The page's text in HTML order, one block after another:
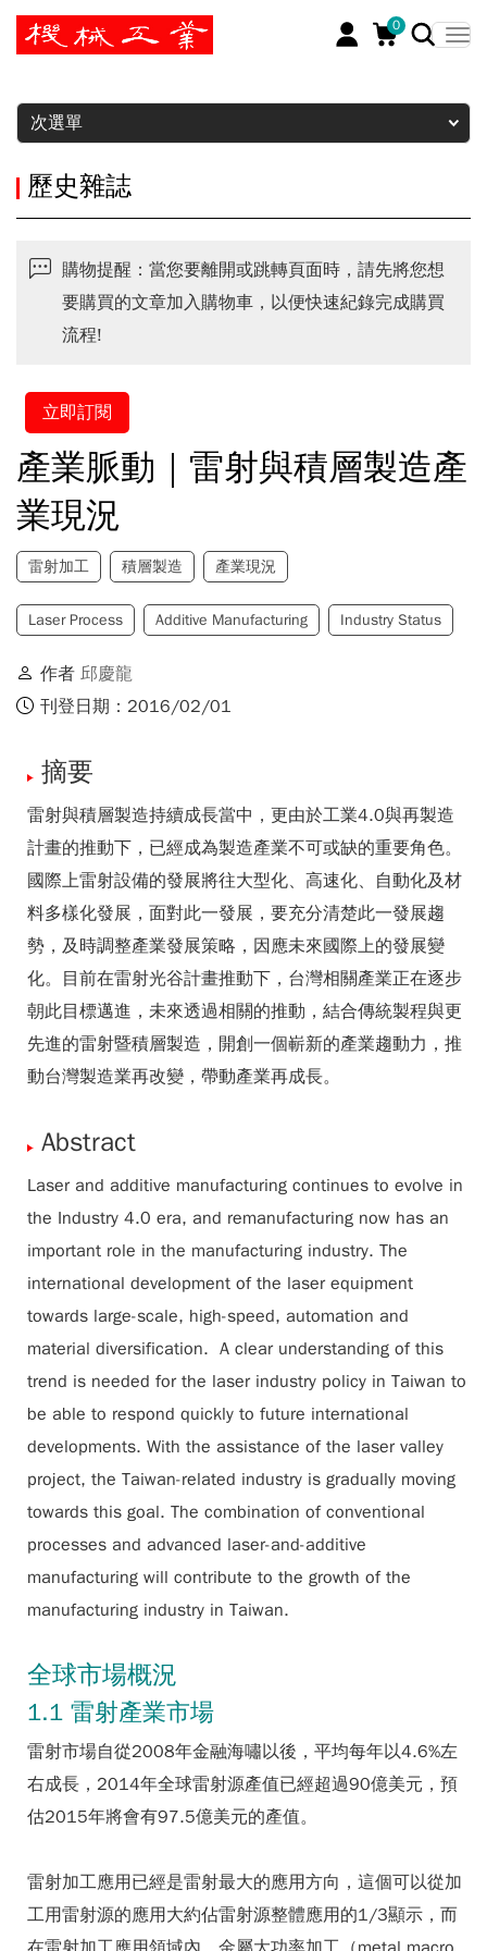
0
暫停
次選單
歷史雜誌
購物提醒：當您要離開或跳轉頁面時，請先將您想
要購買的文章加入購物車，以便快速紀錄完成購買
流程!
立即訂閱
產業脈動｜雷射與積層製造產
業現況
雷射加工 積層製造 產業現況
Laser Process Additive Manufacturing Industry Status
作者 邱慶龍
刊登日期：2016/02/01
摘要
雷射與積層製造持續成長當中，更由於工業4.0與再製造
計畫的推動下，已經成為製造產業不可或缺的重要角色。
國際上雷射設備的發展將往大型化、高速化、自動化及材
料多樣化發展，面對此一發展，要充分清楚此一發展趨
勢，及時調整產業發展策略，因應未來國際上的發展變
化。目前在雷射光谷計畫推動下，台灣相關產業正在逐步
朝此目標邁進，未來透過相關的推動，結合傳統製程與更
先進的雷射暨積層製造，開創一個嶄新的產業趨動力，推
動台灣製造業再改變，帶動產業再成長。
Abstract
Laser and additive manufacturing continues to evolve in
the Industry 4.0 era, and remanufacturing now has an
important role in the manufacturing industry. The
international development of the laser equipment
towards large-scale, high-speed, automation and
material diversification. A clear understanding of this
trend is needed for the laser industry policy in Taiwan to
be able to respond quickly to future international
developments. With the assistance of the laser valley
project, the Taiwan-related industry is gradually moving
towards this goal. The combination of conventional
processes and advanced laser-and-additive
manufacturing will contribute to the growth of the
manufacturing industry in Taiwan.
全球市場概況
1.1 雷射產業市場
雷射市場自從2008年金融海嘯以後，平均每年以4.6%左
右成長，2014年全球雷射源產值已經超過90億美元，預
估2015年將會有97.5億美元的產值。
雷射加工應用已經是雷射最大的應用方向，這個可以從加
工用雷射源的應用大約佔雷射源整體應用的1/3顯示，而